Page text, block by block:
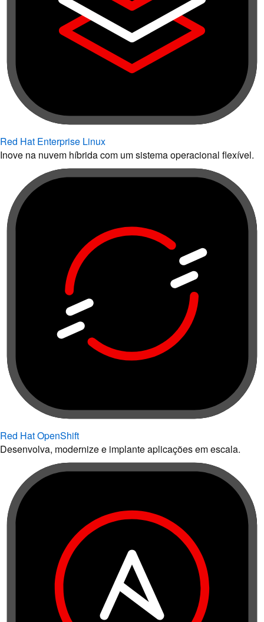
Red Hat Enterprise Linux
Inove na nuvem híbrida com um sistema operacional flexível.
Red Hat OpenShift
Desenvolva, modernize e implante aplicações em escala.